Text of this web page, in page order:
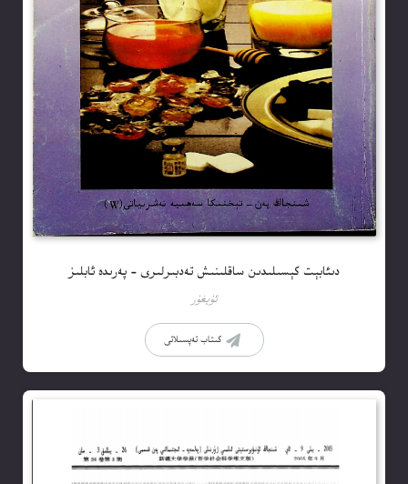
دىئابېت كېسىلىدىن ساقلىنىش تەدبىرلىرى – پەرىدە ئابلىز
ئۇيغۇر
كىتاب تەپسىلاتى